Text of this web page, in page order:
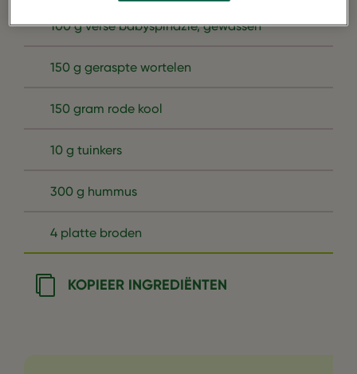
100 g verse babyspinazie, gewassen
150 g geraspte wortelen
150 gram rode kool
10 g tuinkers
300 g hummus
4 platte broden
KOPIEER INGREDIËNTEN